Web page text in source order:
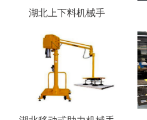
湖北上下料机械手